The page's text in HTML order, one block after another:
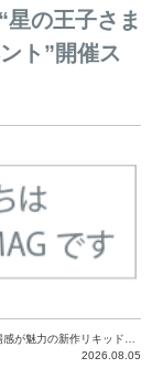
の王子さま
ト”開催ス
まもなくNARSから登場するのは、シアーな血色感と高揚感が魅力の新作リキッドブラッシュ「インセイシャブル リキッドブラッシュ」と、ゴールデンアワーに染まる空にインスピレーションを得た「アフターグロー リップシャイン」の新色！夏をハックして！
2026.08.05